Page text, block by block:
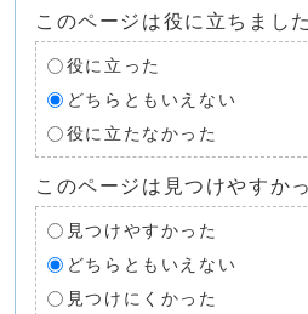
このページは役に立ちまし
役に立った
どちらともいえない
役に立たなかった
このページは見つけやすか
見つけやすかった
どちらともいえない
見つけにくかった